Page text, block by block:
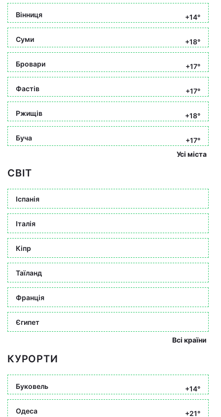
Вінниця +14°
Суми +18°
Бровари +17°
Фастів +17°
Ржищів +18°
Буча
+17°
Усі міста
СВІТ
Іспанія
Італія
Кіпр
Таїланд
Франція
Єгипет
Всі країни
КУРОРТИ
Буковель +14°
Одеса +21°